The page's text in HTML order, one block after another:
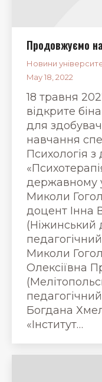
Продовжуємо
Новини
May 18, 2022
18 травня
відкрите
для
навчання
Психологія
державному
Миколи
доцент Інна
(Ніжинський
Миколи
Олексіївна
Богдана
«Інститут…